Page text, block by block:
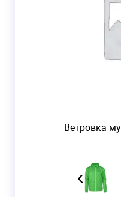
Ветровка
‹